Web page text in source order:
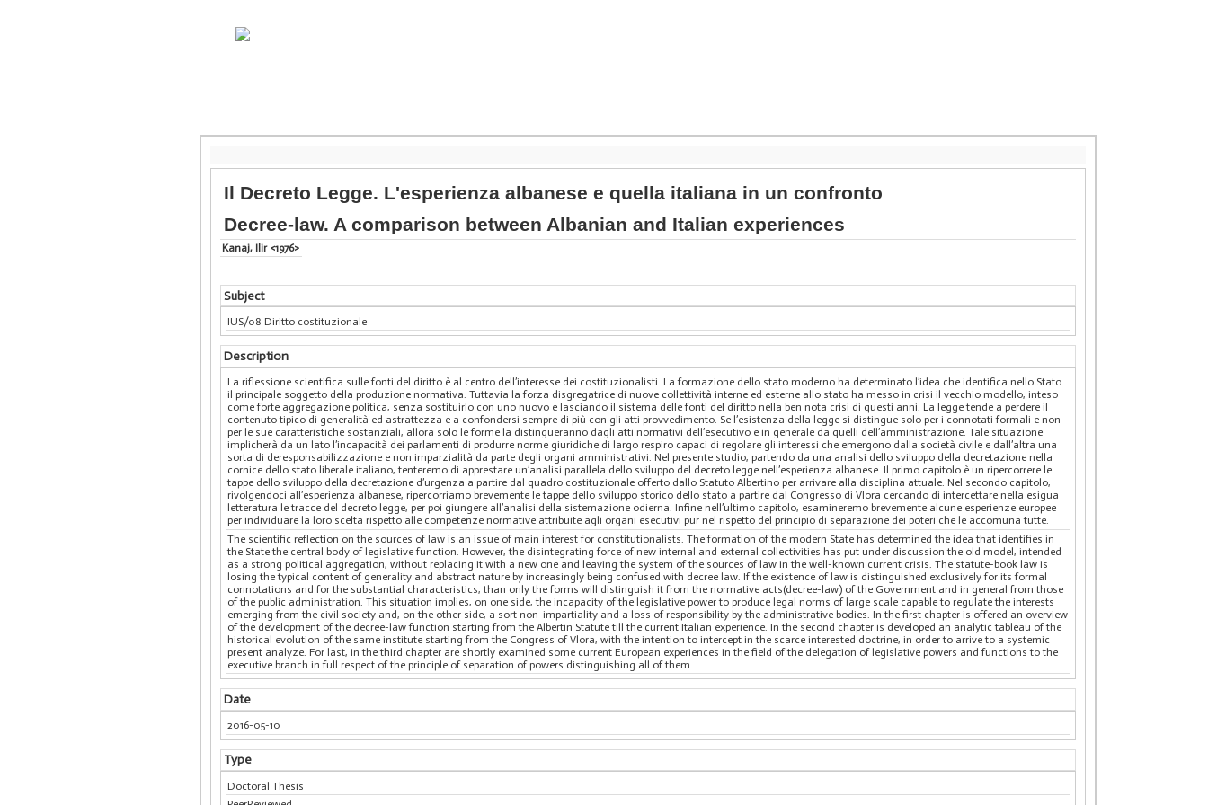
Il Decreto Legge. L'esperienza albanese e quella italiana in un confronto
Decree-law. A comparison between Albanian and Italian experiences
Kanaj, Ilir <1976>
Subject
IUS/08 Diritto costituzionale
Description
La riflessione scientifica sulle fonti del diritto è al centro dell’interesse dei costituzionalisti. La formazione dello stato moderno ha determinato l’idea che identifica nello Stato
il principale soggetto della produzione normativa. Tuttavia la forza disgregatrice di nuove collettività interne ed esterne allo stato ha messo in crisi il vecchio modello, inteso
come forte aggregazione politica, senza sostituirlo con uno nuovo e lasciando il sistema delle fonti del diritto nella ben nota crisi di questi anni. La legge tende a perdere il
contenuto tipico di generalità ed astrattezza e a confondersi sempre di più con gli atti provvedimento. Se l’esistenza della legge si distingue solo per i connotati formali e non
per le sue caratteristiche sostanziali, allora solo le forme la distingueranno dagli atti normativi dell’esecutivo e in generale da quelli dell’amministrazione. Tale situazione
implicherà da un lato l’incapacità dei parlamenti di produrre norme giuridiche di largo respiro capaci di regolare gli interessi che emergono dalla società civile e dall’altra una
sorta di deresponsabilizzazione e non imparzialità da parte degli organi amministrativi. Nel presente studio, partendo da una analisi dello sviluppo della decretazione nella
cornice dello stato liberale italiano, tenteremo di apprestare un’analisi parallela dello sviluppo del decreto legge nell’esperienza albanese. Il primo capitolo è un ripercorrere le
tappe dello sviluppo della decretazione d’urgenza a partire dal quadro costituzionale offerto dallo Statuto Albertino per arrivare alla disciplina attuale. Nel secondo capitolo,
rivolgendoci all’esperienza albanese, ripercorriamo brevemente le tappe dello sviluppo storico dello stato a partire dal Congresso di Vlora cercando di intercettare nella esigua
letteratura le tracce del decreto legge, per poi giungere all’analisi della sistemazione odierna. Infine nell’ultimo capitolo, esamineremo brevemente alcune esperienze europee
per individuare la loro scelta rispetto alle competenze normative attribuite agli organi esecutivi pur nel rispetto del principio di separazione dei poteri che le accomuna tutte.
The scientific reflection on the sources of law is an issue of main interest for constitutionalists. The formation of the modern State has determined the idea that identifies in
the State the central body of legislative function. However, the disintegrating force of new internal and external collectivities has put under discussion the old model, intended
as a strong political aggregation, without replacing it with a new one and leaving the system of the sources of law in the well-known current crisis. The statute-book law is
losing the typical content of generality and abstract nature by increasingly being confused with decree law. If the existence of law is distinguished exclusively for its formal
connotations and for the substantial characteristics, than only the forms will distinguish it from the normative acts(decree-law) of the Government and in general from those
of the public administration. This situation implies, on one side, the incapacity of the legislative power to produce legal norms of large scale capable to regulate the interests
emerging from the civil society and, on the other side, a sort non-impartiality and a loss of responsibility by the administrative bodies. In the first chapter is offered an overview
of the development of the decree-law function starting from the Albertin Statute till the current Italian experience. In the second chapter is developed an analytic tableau of the
historical evolution of the same institute starting from the Congress of Vlora, with the intention to intercept in the scarce interested doctrine, in order to arrive to a systemic
present analyze. For last, in the third chapter are shortly examined some current European experiences in the field of the delegation of legislative powers and functions to the
executive branch in full respect of the principle of separation of powers distinguishing all of them.
Date
2016-05-10
Type
Doctoral Thesis